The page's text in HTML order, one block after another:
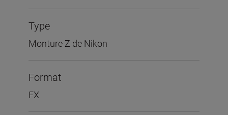
Type
Monture Z de Nikon
Format
FX